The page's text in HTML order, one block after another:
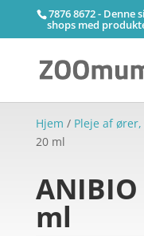
7876 8672 -
shops med
Hjem / Pleje af
20 ml
ml